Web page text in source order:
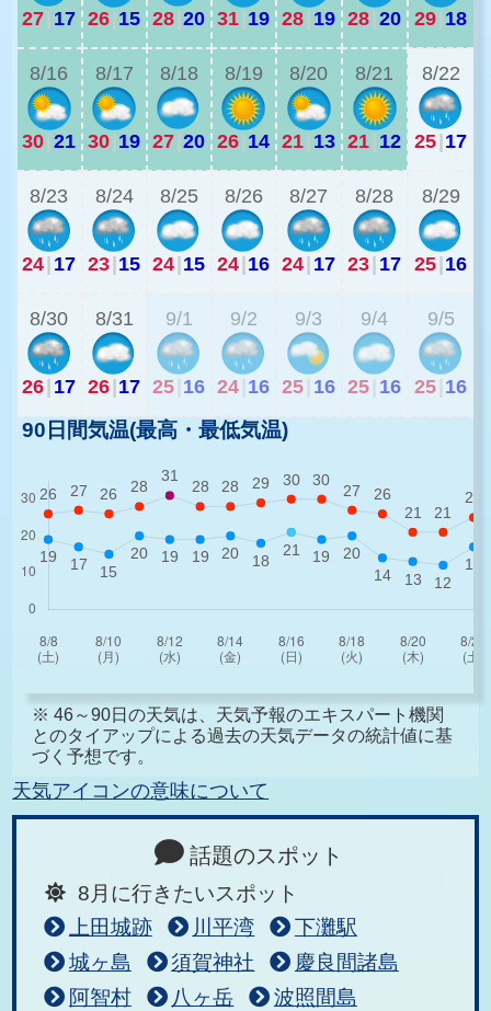
27 17 26 15 28 20 31 19 28 19 28 20 29 18
8/16
30 21
8/17
30 19
8/18
27 20
8/19
26 14
8/20
21 13
8/21
21 12
8/22
25 17
8/23
24 17
8/24
23 15
8/25
24 15
8/26
24 16
8/27
24 17
8/28
23 17
8/29
25 16
8/30
26 17
8/31
26 17
9/1
25 16
9/2
24 16
9/3
25 16
9/4
25 16
9/5
25 16
90日間気温(最高・最低気温)
※ 46～90日の天気は、天気予報のエキスパート機関
とのタイアップによる過去の天気データの統計値に基
づく予想です。
天気アイコンの意味について
話題のスポット
8月に行きたいスポット
上田城跡
川平湾
下灘駅
城ヶ島
須賀神社
慶良間諸島
阿智村
八ヶ岳
波照間島